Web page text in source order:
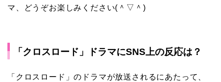
マ、どうぞお楽しみください(＾▽＾)
「クロスロード」ドラマにSNS上の反応は？
「クロスロード」のドラマが放送されるにあたって、